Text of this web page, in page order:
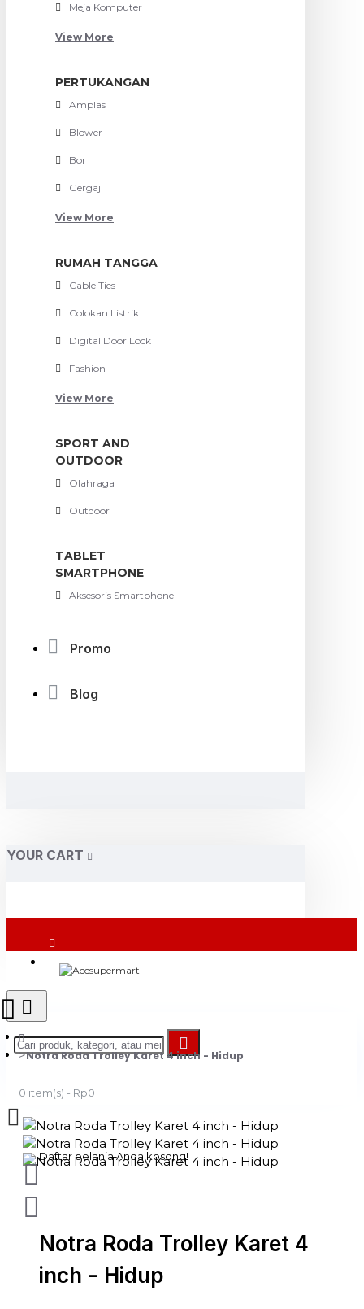
Meja Komputer
View More
PERTUKANGAN
Amplas
Blower
Bor
Gergaji
View More
RUMAH TANGGA
Cable Ties
Colokan Listrik
Digital Door Lock
Fashion
View More
SPORT AND
OUTDOOR
Olahraga
Outdoor
TABLET
SMARTPHONE
Aksesoris Smartphone
Promo
Blog
YOUR CART
0 item(s) - Rp0
Daftar belanja Anda kosong!
Notra Roda Trolley Karet 4 inch - Hidup
Notra Roda Trolley Karet 4
inch - Hidup